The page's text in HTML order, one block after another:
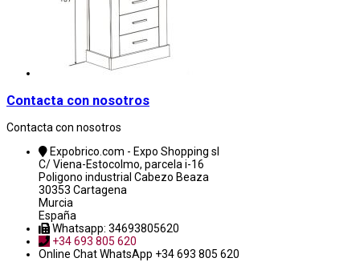
Contacta con nosotros
Contacta con nosotros
Expobrico.com - Expo Shopping sl
C/ Viena-Estocolmo, parcela i-16
Poligono industrial Cabezo Beaza
30353 Cartagena
Murcia
España
Whatsapp: 34693805620
+34 693 805 620
Online ChatWhatsApp +34 693 805 620